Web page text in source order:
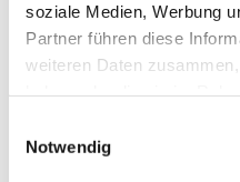
soziale Medien, Werbung
Partner führen diese
weiteren Daten
Notwendig